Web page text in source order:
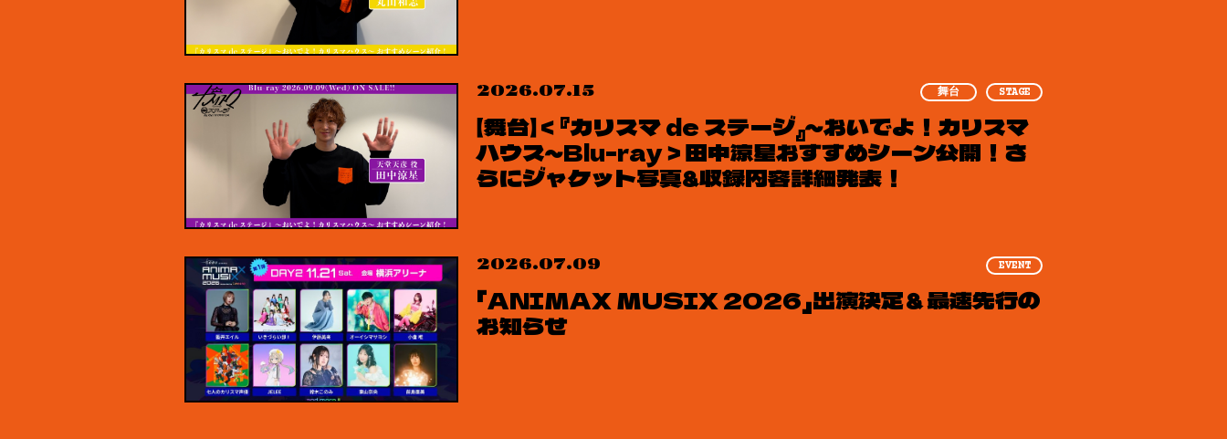
2026.07.15
【舞台】＜『カリスマ de ステージ』～おいでよ！カリスマ
ハウス～Blu-ray＞田中涼星おすすめシーン公開！さ
らにジャケット写真&収録内容詳細発表！
舞台 STAGE
2026.07.09
「ANIMAX MUSIX 2026」出演決定＆最速先行の
お知らせ
EVENT